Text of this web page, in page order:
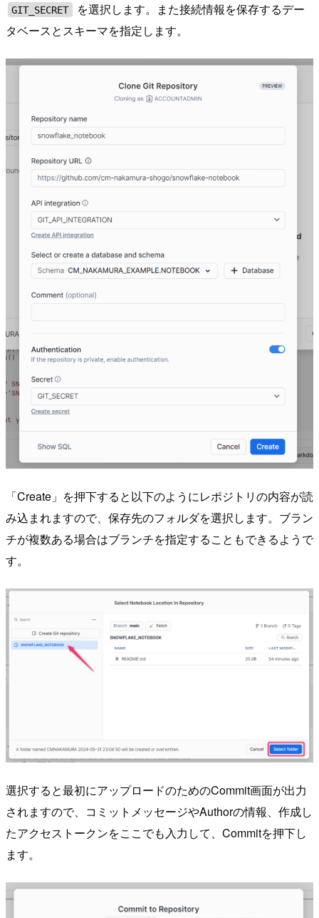
GIT_SECRET
を選択します。また接続情報を保存するデー
タベースとスキーマを指定します。
「Create」を押下すると以下のようにレポジトリの内容が読
み込まれますので、保存先のフォルダを選択します。ブラン
チが複数ある場合はブランチを指定することもできるようで
す。
選択すると最初にアップロードのためのCommit画面が出力
されますので、コミットメッセージやAuthorの情報、作成し
たアクセストークンをここでも入力して、Commitを押下し
ます。